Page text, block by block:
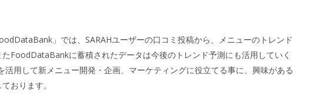
」では、SARAHユーザーの口コミ投稿から、メニューのトレンド
FoodDataBankに蓄積されたデータは今後のトレンド予測にも活用していく
用して新メニュー開発・企画、マーケティングに役立てる事に、興味がある
おります。